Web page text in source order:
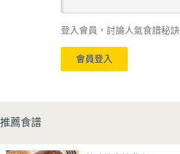
登入會員，討論人氣食譜秘訣
會員登入
推薦食譜